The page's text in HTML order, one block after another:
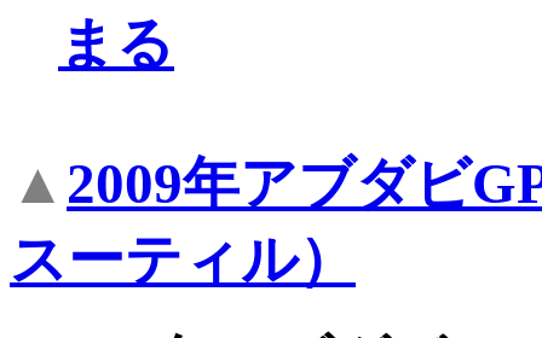
まる
▲ 2009年アブダビ
スーティル）